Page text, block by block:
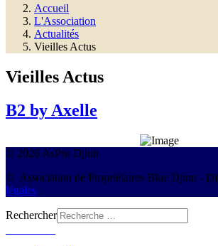
Accueil
L'Association
Actualités
Vieilles Actus
Vieilles Actus
B2 by Axelle
© 2026 AsPro Djinn
© Association de Propriétaires Blue Djinn -
légales
Rechercher